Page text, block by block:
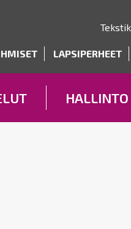
Pienennä
LAPSIPERHEET
HALLINTO